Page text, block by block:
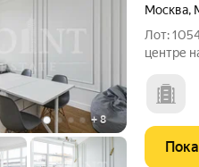
+8
Москва,
Лот:
центре
группа
центра